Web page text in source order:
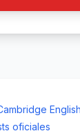
oficiales